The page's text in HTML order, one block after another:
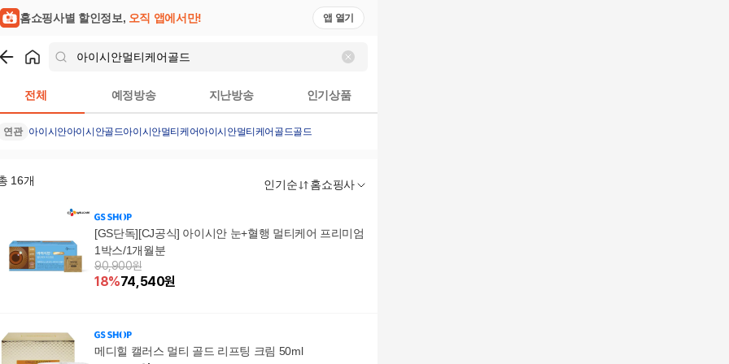
홈쇼핑사별 할인정보, 오직 앱에서만! 앱 열기
전체 예정방송 지난방송 인기상품
연관 아이시안아이시안골드아이시안멀티케어아이시안멀티케어골드골드
16개 인기순 홈쇼핑사
[GS단독][CJ공식] 아이시안 눈+혈행 멀티케어 프리미엄
1박스/1개월분
90,900원
18%74,540원
메디힐 캘러스 멀티 골드 리프팅 크림 50ml